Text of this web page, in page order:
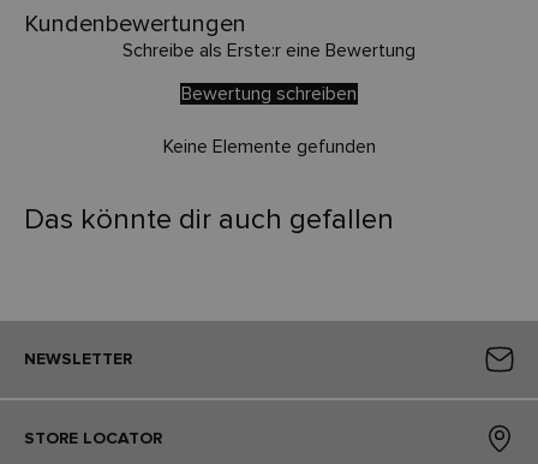
Kundenbewertungen
Schreibe als Erste:r eine Bewertung
Bewertung schreiben
Keine Elemente gefunden
Das könnte dir auch gefallen
NEWSLETTER
STORE LOCATOR